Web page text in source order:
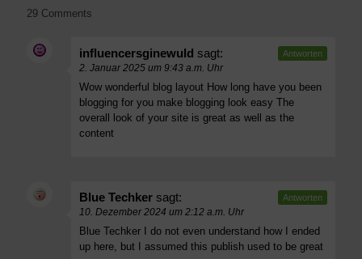
29 Comments
influencersginewuld sagt:
2. Januar 2025 um 9:43 a.m. Uhr
Wow wonderful blog layout How long have you been
blogging for you make blogging look easy The
overall look of your site is great as well as the
content
Antworten
Blue Techker sagt:
10. Dezember 2024 um 2:12 a.m. Uhr
Blue Techker I do not even understand how I ended
up here, but I assumed this publish used to be great
Antworten